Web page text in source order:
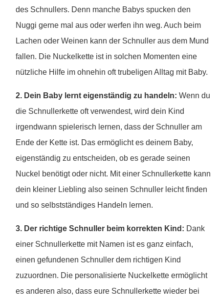
des Schnullers. Denn manche Babys spucken den
Nuggi gerne mal aus oder werfen ihn weg. Auch beim
Lachen oder Weinen kann der Schnuller aus dem Mund
fallen. Die Nuckelkette ist in solchen Momenten eine
nützliche Hilfe im ohnehin oft trubeligen Alltag mit Baby.
2. Dein Baby lernt eigenständig zu handeln: Wenn du
die Schnullerkette oft verwendest, wird dein Kind
irgendwann spielerisch lernen, dass der Schnuller am
Ende der Kette ist. Das ermöglicht es deinem Baby,
eigenständig zu entscheiden, ob es gerade seinen
Nuckel benötigt oder nicht. Mit einer Schnullerkette kann
dein kleiner Liebling also seinen Schnuller leicht finden
und so selbstständiges Handeln lernen.
3. Der richtige Schnuller beim korrekten Kind: Dank
einer Schnullerkette mit Namen ist es ganz einfach,
einen gefundenen Schnuller dem richtigen Kind
zuzuordnen. Die personalisierte Nuckelkette ermöglicht
es anderen also, dass eure Schnullerkette wieder bei